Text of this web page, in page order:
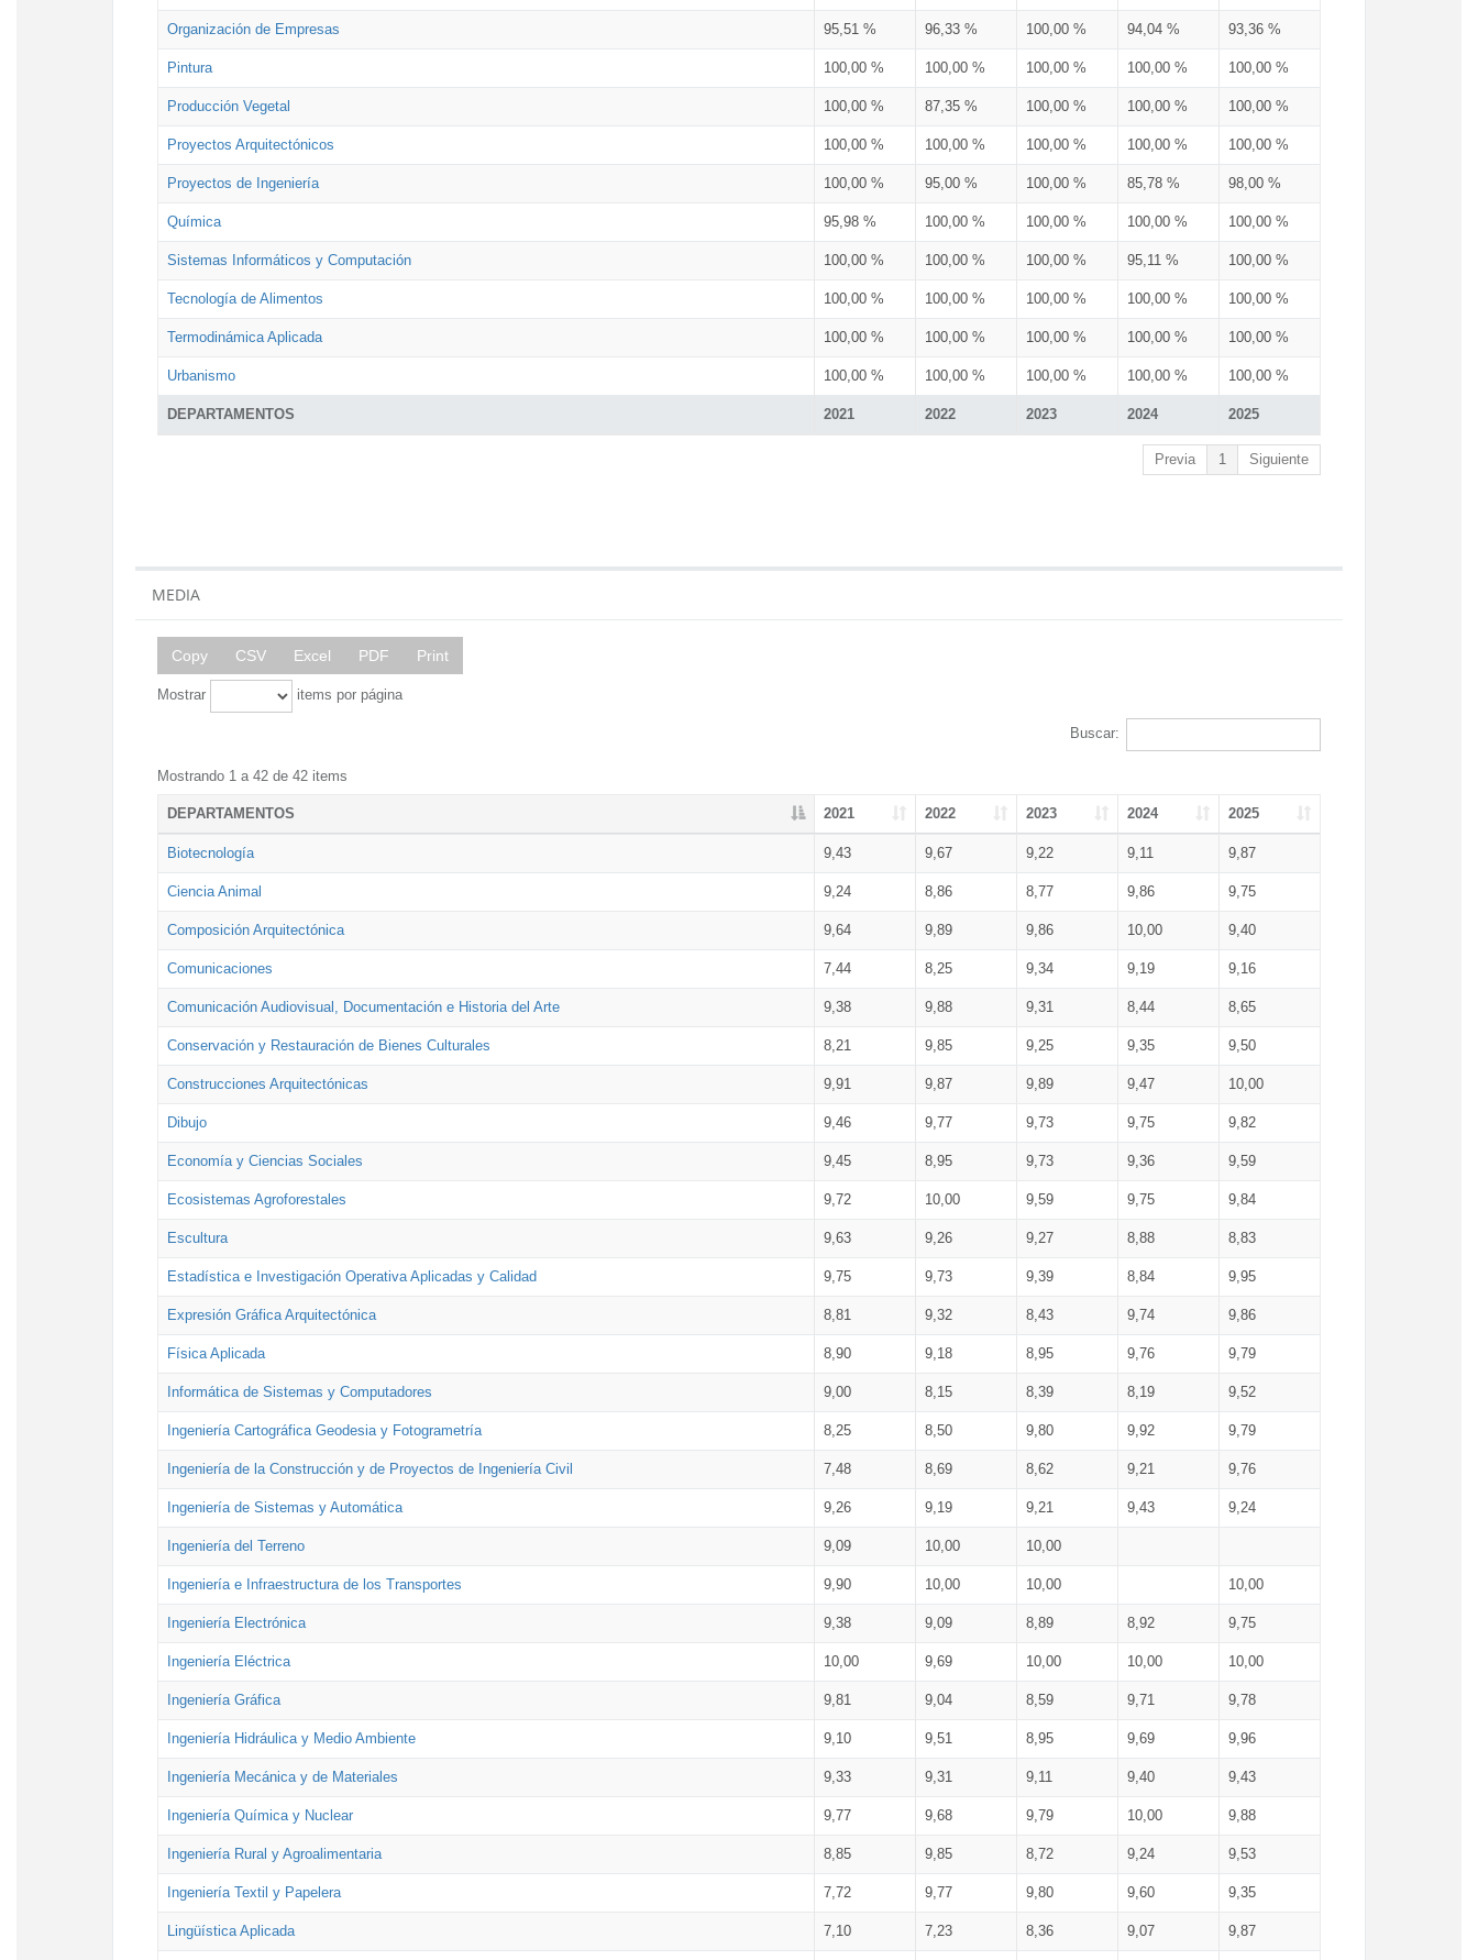
DEPARTAMENTOS 2021 2022 2023 2024 2025
Organización de Empresas 95,51 % 96,33 % 100,00 % 94,04 % 93,36 %
Pintura 100,00 % 100,00 % 100,00 % 100,00 % 100,00 %
Producción Vegetal 100,00 % 87,35 % 100,00 % 100,00 % 100,00 %
Proyectos Arquitectónicos 100,00 % 100,00 % 100,00 % 100,00 % 100,00 %
Proyectos de Ingeniería 100,00 % 95,00 % 100,00 % 85,78 % 98,00 %
Química 95,98 % 100,00 % 100,00 % 100,00 % 100,00 %
Sistemas Informáticos y Computación 100,00 % 100,00 % 100,00 % 95,11 % 100,00 %
Tecnología de Alimentos 100,00 % 100,00 % 100,00 % 100,00 % 100,00 %
Termodinámica Aplicada 100,00 % 100,00 % 100,00 % 100,00 % 100,00 %
Urbanismo 100,00 % 100,00 % 100,00 % 100,00 % 100,00 %
Previa 1 Siguiente
MEDIA
Copy CSV Excel PDF Print
Mostrar items por página
Buscar:
Mostrando 1 a 42 de 42 items
DEPARTAMENTOS 2021 2022 2023 2024 2025
Biotecnología 9,43 9,67 9,22 9,11 9,87
Ciencia Animal 9,24 8,86 8,77 9,86 9,75
Composición Arquitectónica 9,64 9,89 9,86 10,00 9,40
Comunicaciones 7,44 8,25 9,34 9,19 9,16
Comunicación Audiovisual, Documentación e Historia del Arte 9,38 9,88 9,31 8,44 8,65
Conservación y Restauración de Bienes Culturales 8,21 9,85 9,25 9,35 9,50
Construcciones Arquitectónicas 9,91 9,87 9,89 9,47 10,00
Dibujo 9,46 9,77 9,73 9,75 9,82
Economía y Ciencias Sociales 9,45 8,95 9,73 9,36 9,59
Ecosistemas Agroforestales 9,72 10,00 9,59 9,75 9,84
Escultura 9,63 9,26 9,27 8,88 8,83
Estadística e Investigación Operativa Aplicadas y Calidad 9,75 9,73 9,39 8,84 9,95
Expresión Gráfica Arquitectónica 8,81 9,32 8,43 9,74 9,86
Física Aplicada 8,90 9,18 8,95 9,76 9,79
Informática de Sistemas y Computadores 9,00 8,15 8,39 8,19 9,52
Ingeniería Cartográfica Geodesia y Fotogrametría 8,25 8,50 9,80 9,92 9,79
Ingeniería de la Construcción y de Proyectos de Ingeniería Civil 7,48 8,69 8,62 9,21 9,76
Ingeniería de Sistemas y Automática 9,26 9,19 9,21 9,43 9,24
Ingeniería del Terreno 9,09 10,00 10,00
Ingeniería e Infraestructura de los Transportes 9,90 10,00 10,00 10,00
Ingeniería Electrónica 9,38 9,09 8,89 8,92 9,75
Ingeniería Eléctrica 10,00 9,69 10,00 10,00 10,00
Ingeniería Gráfica 9,81 9,04 8,59 9,71 9,78
Ingeniería Hidráulica y Medio Ambiente 9,10 9,51 8,95 9,69 9,96
Ingeniería Mecánica y de Materiales 9,33 9,31 9,11 9,40 9,43
Ingeniería Química y Nuclear 9,77 9,68 9,79 10,00 9,88
Ingeniería Rural y Agroalimentaria 8,85 9,85 8,72 9,24 9,53
Ingeniería Textil y Papelera 7,72 9,77 9,80 9,60 9,35
Lingüística Aplicada 7,10 7,23 8,36 9,07 9,87